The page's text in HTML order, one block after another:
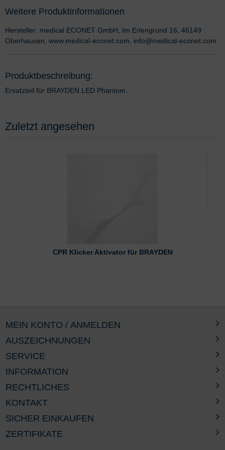
Weitere Produktinformationen
Hersteller: medical ECONET GmbH, Im Erlengrund 16, 46149
Oberhausen, www.medical-econet.com, info@medical-econet.com
Produktbeschreibung:
Ersatzteil für BRAYDEN LED Phantom.
Zuletzt angesehen
CPR Klicker Aktivator für BRAYDEN
AUSZEICHNUNGEN
SERVICE
INFORMATION
RECHTLICHES
MEIN KONTO / ANMELDEN
KONTAKT
SICHER EINKAUFEN
ZERTIFIKATE